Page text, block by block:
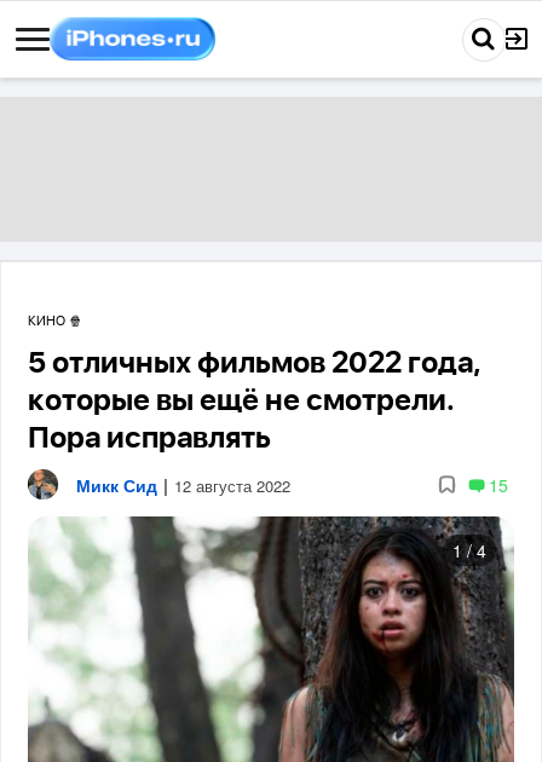
КИНО 🍿
5 отличных фильмов 2022 года,
которые вы ещё не смотрели.
Пора исправлять
Микк Сид | 12 августа 2022 15
1 / 4